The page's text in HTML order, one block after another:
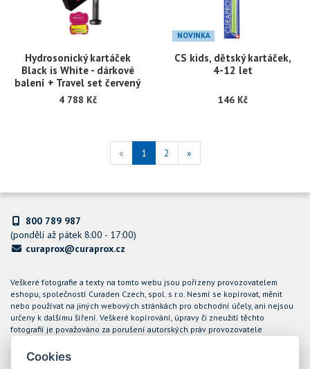
Hydrosonický kartáček
Black is White - dárkové
balení + Travel set červený
4 788 Kč
NOVINKA
CS kids, dětský kartáček,
4-12 let
146 Kč
« 1 2 »
800 789 987
(pondělí až pátek 8:00 - 17:00)
curaprox@curaprox.cz
Veškeré fotografie a texty na tomto webu jsou pořízeny provozovatelem
eshopu, společností Curaden Czech, spol. s r.o. Nesmí se kopírovat, měnit
nebo používat na jiných webových stránkách pro obchodní účely, ani nejsou
určeny k dalšímu šíření. Veškeré kopírování, úpravy či zneužití těchto
fotografií je považováno za porušení autorských práv provozovatele
internetového obchodu CURAPROX a společnost Curaden Czech, spol. s r.o.
bude takové případy řešit soudní cestou.
Cookies